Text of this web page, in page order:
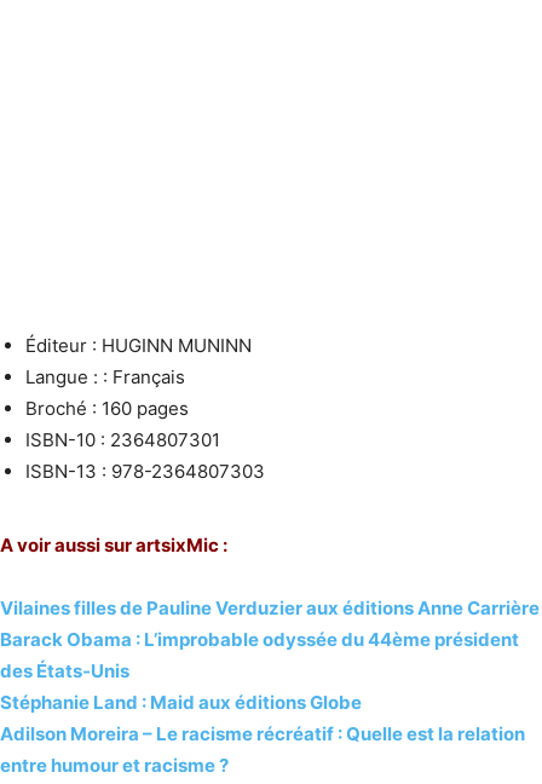
Éditeur : HUGINN MUNINN
Langue : : Français
Broché : 160 pages
ISBN-10 : 2364807301
ISBN-13 : 978-2364807303
A voir aussi sur artsixMic :
Vilaines filles de Pauline Verduzier aux éditions Anne Carrière
Barack Obama : L’improbable odyssée du 44ème président
des États-Unis
Stéphanie Land : Maid aux éditions Globe
Adilson Moreira – Le racisme récréatif : Quelle est la relation
entre humour et racisme ?